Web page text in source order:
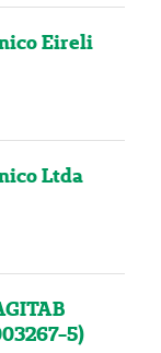
Eireli
Ltda
5)